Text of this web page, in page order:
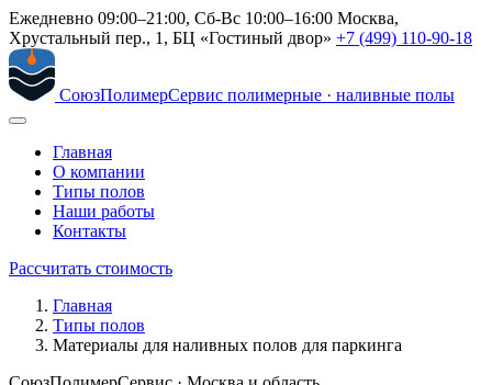
Ежедневно 09:00–21:00, Сб-Вс 10:00–16:00 Москва,
Хрустальный пер., 1, БЦ «Гостиный двор» +7 (499) 110-90-18
СоюзПолимерСервис полимерные · наливные полы
Главная
О компании
Типы полов
Наши работы
Контакты
Рассчитать стоимость
Главная
Типы полов
Материалы для наливных полов для паркинга